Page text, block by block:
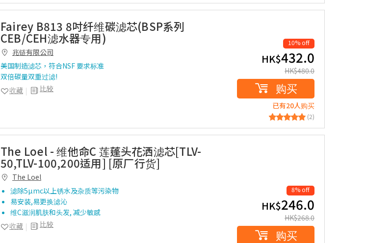
Fairey B813 8吋纤维碳滤芯(BSP系列
CEB/CEH滤水器专用)
兆链有限公司
美国制造滤芯，符合NSF 要求标准
双倍碳量双重过滤!
比较
收藏
10% off
HK$432.0
HK$480.0
购买
已有20人购买
(2)
The Loel - 维他命C 莲蓬头花洒滤芯[TLV-
50,TLV-100,200适用] [原厂行货]
The Loel
滤除5µmc以上锈水及杂质等污染物
易安装,易更换滤沁
维C滋润肌肤和头发, 减少敏感
比较
收藏
8% off
HK$246.0
HK$268.0
购买